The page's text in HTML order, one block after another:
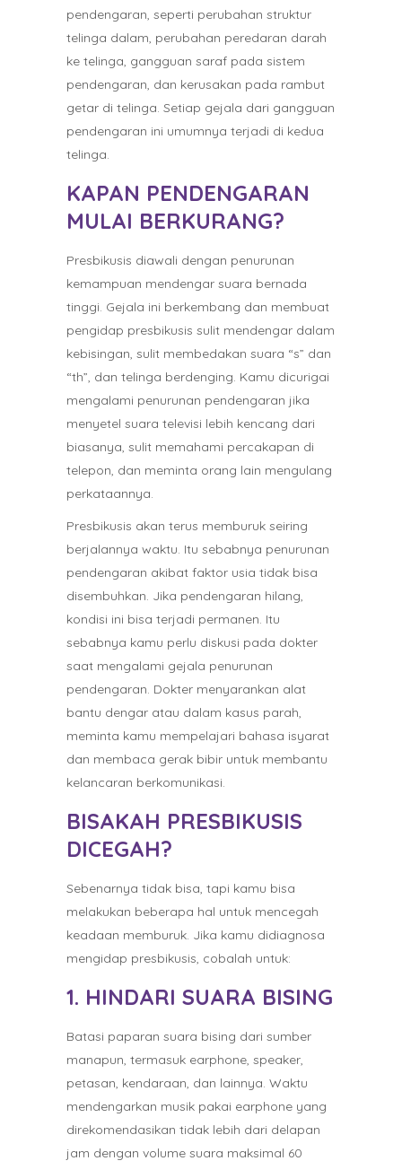
pendengaran, seperti perubahan struktur
telinga dalam, perubahan peredaran darah
ke telinga, gangguan saraf pada sistem
pendengaran, dan kerusakan pada rambut
getar di telinga. Setiap gejala dari gangguan
pendengaran ini umumnya terjadi di kedua
telinga.
KAPAN PENDENGARAN
MULAI BERKURANG?
Presbikusis diawali dengan penurunan
kemampuan mendengar suara bernada
tinggi. Gejala ini berkembang dan membuat
pengidap presbikusis sulit mendengar dalam
kebisingan, sulit membedakan suara “s” dan
“th”, dan telinga berdenging. Kamu dicurigai
mengalami penurunan pendengaran jika
menyetel suara televisi lebih kencang dari
biasanya, sulit memahami percakapan di
telepon, dan meminta orang lain mengulang
perkataannya.
Presbikusis akan terus memburuk seiring
berjalannya waktu. Itu sebabnya penurunan
pendengaran akibat faktor usia tidak bisa
disembuhkan. Jika pendengaran hilang,
kondisi ini bisa terjadi permanen. Itu
sebabnya kamu perlu diskusi pada dokter
saat mengalami gejala penurunan
pendengaran. Dokter menyarankan alat
bantu dengar atau dalam kasus parah,
meminta kamu mempelajari bahasa isyarat
dan membaca gerak bibir untuk membantu
kelancaran berkomunikasi.
BISAKAH PRESBIKUSIS
DICEGAH?
Sebenarnya tidak bisa, tapi kamu bisa
melakukan beberapa hal untuk mencegah
keadaan memburuk. Jika kamu didiagnosa
mengidap presbikusis, cobalah untuk:
1. HINDARI SUARA BISING
Batasi paparan suara bising dari sumber
manapun, termasuk earphone, speaker,
petasan, kendaraan, dan lainnya. Waktu
mendengarkan musik pakai earphone yang
direkomendasikan tidak lebih dari delapan
jam dengan volume suara maksimal 60